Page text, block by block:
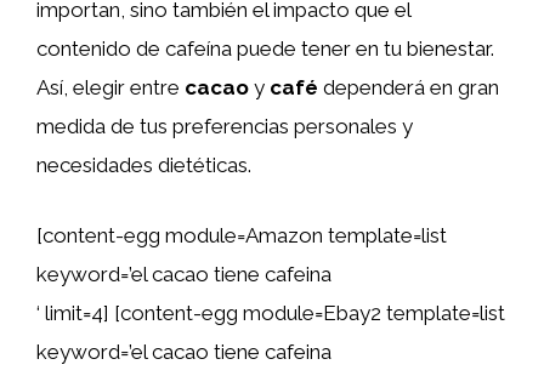
importan, sino también el impacto que el
contenido de cafeína puede tener en tu bienestar.
Así, elegir entre cacao y café dependerá en gran
medida de tus preferencias personales y
necesidades dietéticas.
[content-egg module=Amazon template=list
keyword=’el cacao tiene cafeina
‘ limit=4] [content-egg module=Ebay2 template=list
keyword=’el cacao tiene cafeina